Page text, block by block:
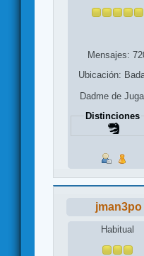
Mensajes:
Ubicación:
Dadme de
Distinciones
jman3po
Habitual